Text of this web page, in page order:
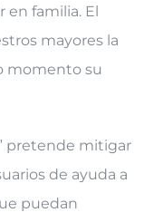
familia. El
mayores la
momento su
pretende mitigar
de ayuda a
puedan